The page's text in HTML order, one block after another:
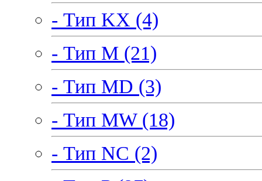
- Тип KX (4)
- Тип M (21)
- Тип MD (3)
- Тип MW (18)
- Тип NC (2)